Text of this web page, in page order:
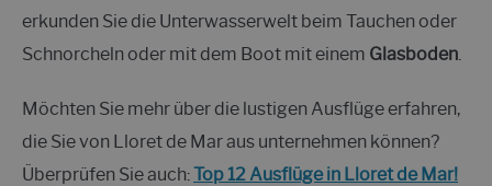
erkunden Sie die Unterwasserwelt beim Tauchen oder
Schnorcheln oder mit dem Boot mit einem Glasboden
Möchten Sie mehr über die lustigen Ausflüge erfahren,
die Sie von Lloret de Mar aus unternehmen können?
Überprüfen Sie auch:Top 12 Ausflüge in Lloret de Mar!